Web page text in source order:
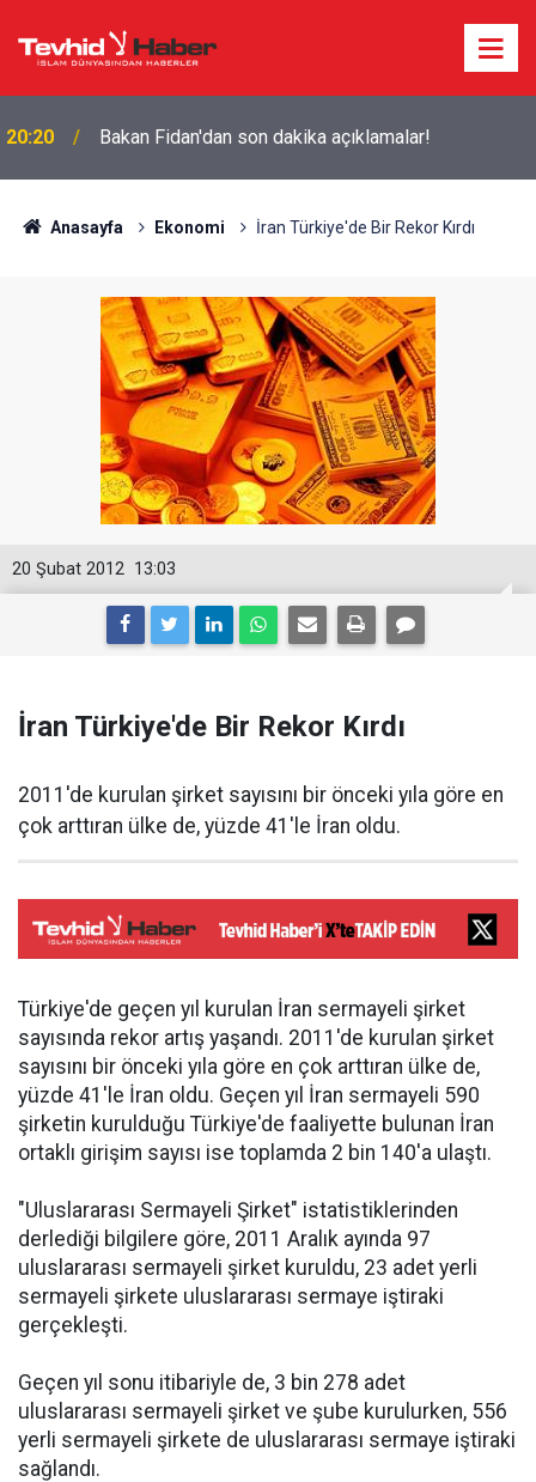
20:20 Bakan Fidan'dan son dakika açıklamalar!
Anasayfa Ekonomi İran Türkiye'de Bir Rekor Kırdı
13:03
20 Şubat 2012
İran Türkiye'de Bir Rekor Kırdı
2011'de kurulan şirket sayısını bir önceki yıla göre en
çok arttıran ülke de, yüzde 41'le İran oldu.
Türkiye'de geçen yıl kurulan İran sermayeli şirket
sayısında rekor artış yaşandı. 2011'de kurulan şirket
sayısını bir önceki yıla göre en çok arttıran ülke de,
yüzde 41'le İran oldu. Geçen yıl İran sermayeli 590
şirketin kurulduğu Türkiye'de faaliyette bulunan İran
ortaklı girişim sayısı ise toplamda 2 bin 140'a ulaştı.
"Uluslararası Sermayeli Şirket" istatistiklerinden
derlediği bilgilere göre, 2011 Aralık ayında 97
uluslararası sermayeli şirket kuruldu, 23 adet yerli
sermayeli şirkete uluslararası sermaye iştiraki
gerçekleşti.
Geçen yıl sonu itibariyle de, 3 bin 278 adet
uluslararası sermayeli şirket ve şube kurulurken, 556
yerli sermayeli şirkete de uluslararası sermaye iştiraki
sağlandı.